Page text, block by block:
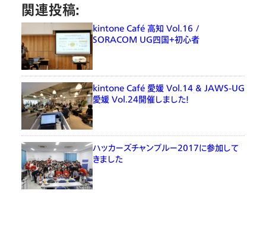
関連投稿:
kintone Café 高知 Vol.16 /
SORACOM UG四国＋初心者
kintone Café 愛媛 Vol.14 & JAWS-UG
愛媛 Vol.24開催しました！
ハッカーズチャンプルー2017に参加して
きました